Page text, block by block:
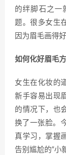
的绊脚石之一
题。很多女生
因为眉毛画得
如何化好眉毛
女生在化妆的
新手容易出现
的情况下，也
换了一张脸。
真学习，掌握
告别尴尬的“小